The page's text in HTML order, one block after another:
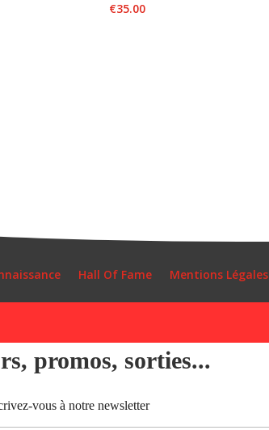
€35.00
Hall Of Fame Mentions Légales
promos, sorties...
vous à notre newsletter